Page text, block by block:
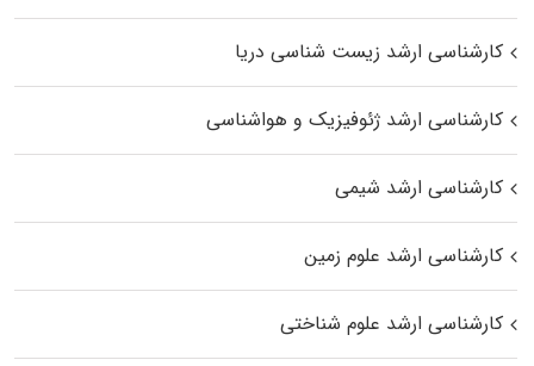
کارشناسی ارشد زیست‌ شناسی دریا
کارشناسی ارشد ژئوفیزیک و هواشناسی
کارشناسی ارشد شیمی
کارشناسی ارشد علوم زمین
کارشناسی ارشد علوم شناختی